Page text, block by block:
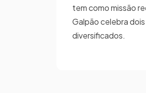
tem como missão
Galpão celebra
diversificados.